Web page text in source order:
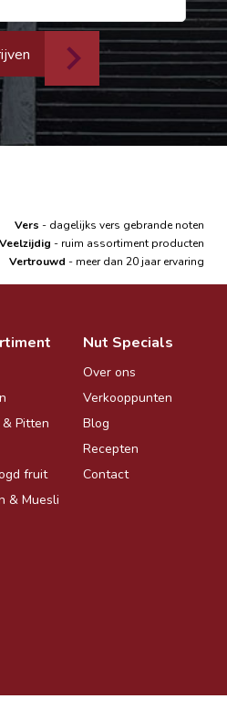
Vers - dagelijks vers gebrande noten
Veelzijdig - ruim assortiment producten
Vertrouwd - meer dan 20 jaar ervaring
Pitten
fruit
& Muesli
Nut Specials
Over ons
Verkooppunten
Blog
Recepten
Contact